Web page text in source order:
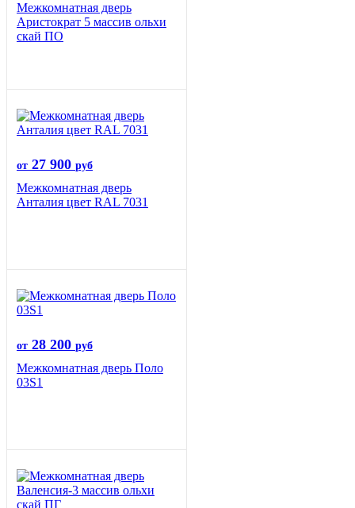
Межкомнатная дверь
Аристократ 5 массив ольхи
скай ПО
от 27 900 руб
Межкомнатная дверь
Анталия цвет RAL 7031
от 28 200 руб
Межкомнатная дверь Поло
03S1